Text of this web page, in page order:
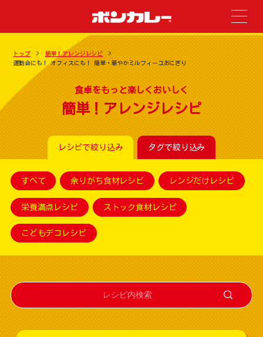
トップ
簡単！アレンジレシピ
運動会にも！ オフィスにも！ 簡単・華やかミルフィーユおにぎり
食卓をもっと楽しくおいしく
簡単！アレンジレシピ
レシピで絞り込み タグで絞り込み
すべて 余りがち食材レシピ レンジだけレシピ
栄養満点レシピ ストック食材レシピ
こどもデコレシピ